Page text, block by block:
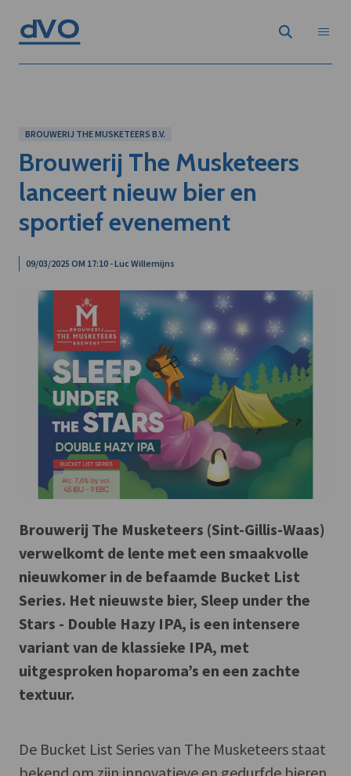
BROUWERIJ THE MUSKETEERS B.V.
Brouwerij The Musketeers
lanceert nieuw bier en
sportief evenement
09/03/2025 OM 17:10 - Luc Willemijns
Brouwerij The Musketeers (Sint-Gillis-Waas)
verwelkomt de lente met een smaakvolle
nieuwkomer in de befaamde Bucket List
Series. Het nieuwste bier, Sleep under the
Stars - Double Hazy IPA, is een intensere
variant van de klassieke IPA, met
uitgesproken hoparoma’s en een zachte
textuur.
De Bucket List Series van The Musketeers staat